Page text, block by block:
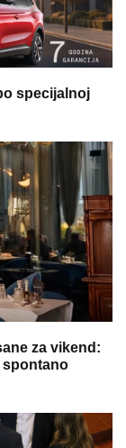
specijalnoj
za vikend:
spontano